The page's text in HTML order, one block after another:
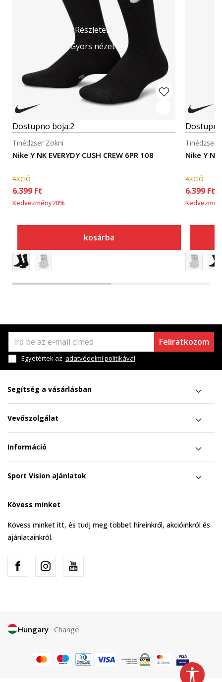
Részletek
Gyors nézet
Dostupno boja:2
Nike Y NK EVERYDY CUSH CREW 6PR 108
Tinédzser Zokni
AKCIÓ
6.399 Ft
Kedvezmény20%
kosárba
Nike Y NK
Tinédzser
AKCIÓ
6.399 Ft
Feliratkozom
Egyetértek az adatvédelmi politikával
Segítség a vásárlásban
Vevőszolgálat
Információ
Sport Vision ajánlatok
Kövess minket
Kövess minket itt, és tudj meg többet híreinkről, akcióinkról és
ajánlatainkról.
Hungary Change